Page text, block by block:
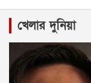
খেলার দুনিয়া